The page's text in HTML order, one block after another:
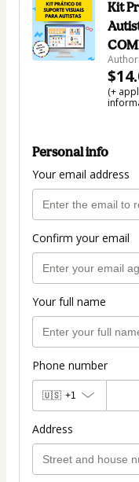
Kit
(+
Personal info
Your email address
Confirm your email
Your full name
Phone number
🇺🇸 +1
Address